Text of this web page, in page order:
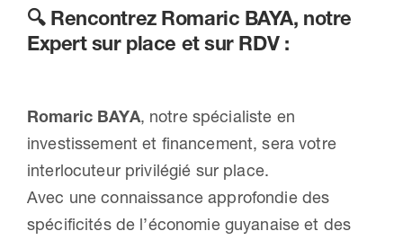
🔍 Rencontrez Romaric BAYA, notre
Expert sur place et sur RDV :
Romaric BAYA, notre spécialiste en
investissement et financement, sera votre
interlocuteur privilégié sur place.
Avec une connaissance approfondie des
spécificités de l’économie guyanaise et des